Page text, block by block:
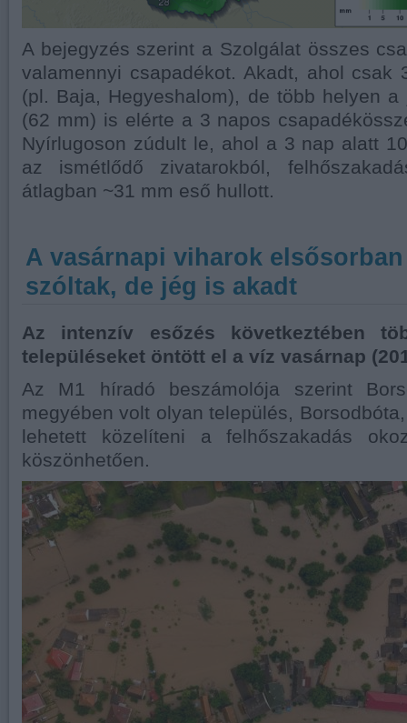
A bejegyzés szerint a Szolgálat összes
valamennyi csapadékot. Akadt, ahol csak
(pl. Baja, Hegyeshalom), de több helyen
(62 mm) is elérte a 3 napos
Nyírlugoson zúdult le, ahol a 3 nap alatt
az ismétlődő zivatarokból,
átlagban ~31 mm eső hullott.
A vasárnapi viharok
szóltak, de jég is akadt
Az intenzív esőzés következtében
településeket öntött el a víz vasárnap
Az M1 híradó beszámolója szerint
megyében volt olyan település,
lehetett közelíteni a felhőszakadás
köszönhetően.